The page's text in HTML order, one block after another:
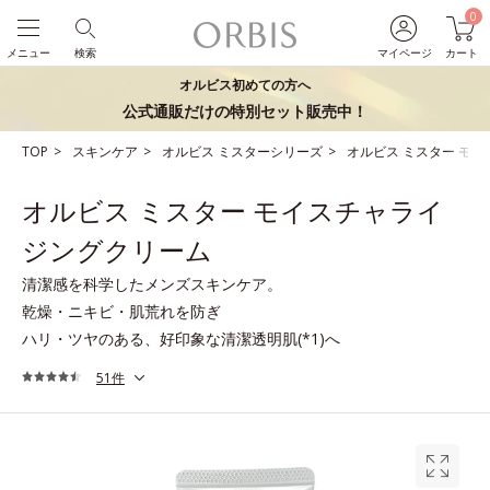
マイページ
0
カート
検索
メニュー
オルビス初めての方へ
公式通販だけの特別セット販売中！
TOP スキンケア オルビス ミスターシリーズ オルビス ミスター モ
オルビス ミスター モイスチャライ
ジングクリーム
清潔感を科学したメンズスキンケア。
乾燥・ニキビ・肌荒れを防ぎ
ハリ・ツヤのある、好印象な清潔透明肌(*1)へ
51件